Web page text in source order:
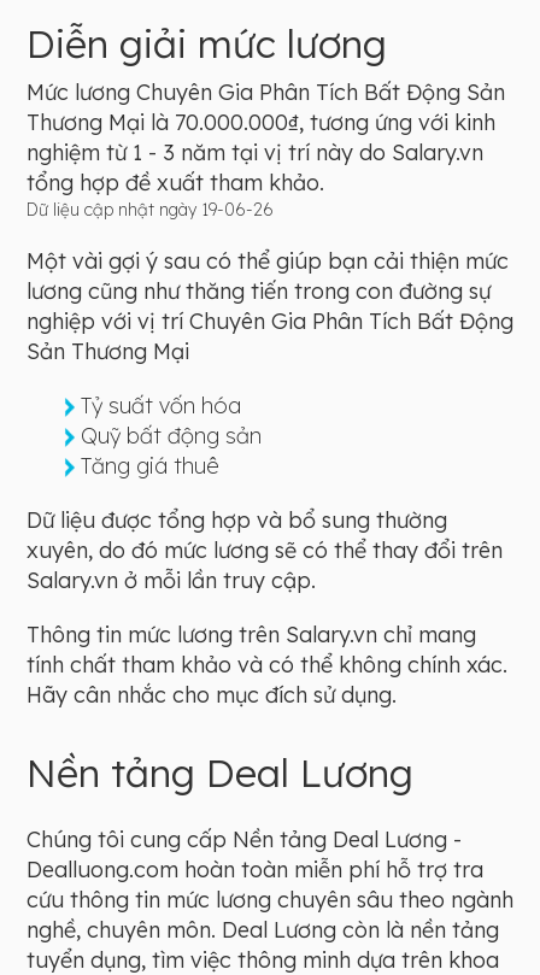
Diễn giải mức lương
Mức lương Chuyên Gia Phân Tích Bất Động Sản
Thương Mại là 70.000.000₫, tương ứng với kinh
nghiệm từ 1 - 3 năm tại vị trí này do Salary.vn
tổng hợp đề xuất tham khảo.
Dữ liệu cập nhật ngày 19-06-26
Một vài gợi ý sau có thể giúp bạn cải thiện mức
lương cũng như thăng tiến trong con đường sự
nghiệp với vị trí Chuyên Gia Phân Tích Bất Động
Sản Thương Mại
Tỷ suất vốn hóa
Quỹ bất động sản
Tăng giá thuê
Dữ liệu được tổng hợp và bổ sung thường
xuyên, do đó mức lương sẽ có thể thay đổi trên
Salary.vn ở mỗi lần truy cập.
Thông tin mức lương trên Salary.vn chỉ mang
tính chất tham khảo và có thể không chính xác.
Hãy cân nhắc cho mục đích sử dụng.
Nền tảng Deal Lương
Chúng tôi cung cấp Nền tảng Deal Lương -
Dealluong.com hoàn toàn miễn phí hỗ trợ tra
cứu thông tin mức lương chuyên sâu theo ngành
nghề, chuyên môn. Deal Lương còn là nền tảng
tuyển dụng, tìm việc thông minh dựa trên khoa